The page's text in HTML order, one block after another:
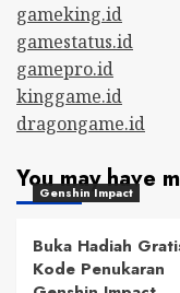
gameking.id
gamestatus.id
gamepro.id
kinggame.id
dragongame.id
You may have
Genshin Impact
Buka Hadiah
Kode Penukaran